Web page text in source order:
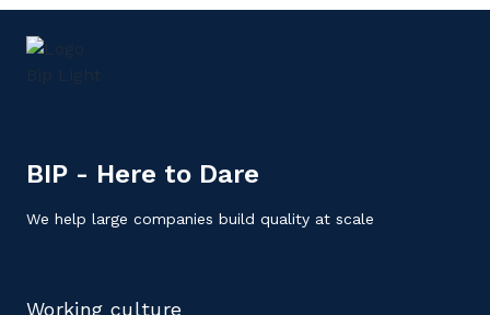
BIP - Here to Dare
We help large companies build quality at scale
Working culture